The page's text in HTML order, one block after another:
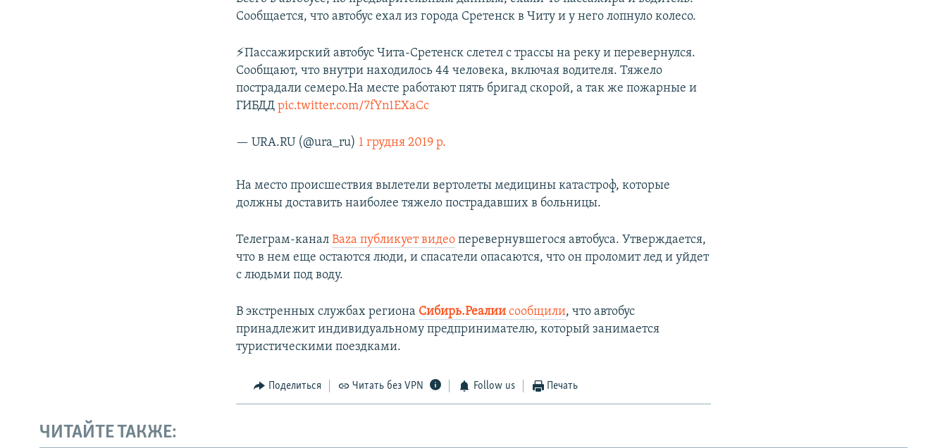
Сообщается, что автобус ехал из города Сретенск в Читу и у него лопнуло колесо.
⚡️Пассажирский автобус Чита-Сретенск слетел с трассы на реку и перевернулся.
Сообщают, что внутри находилось 44 человека, включая водителя. Тяжело
пострадали семеро.На месте работают пять бригад скорой, а так же пожарные и
ГИБДДpic.twitter.com/7fYn1EXaCc
— URA.RU (@ura_ru) 1 грудня 2019 р.
На место происшествия вылетели вертолеты медицины катастроф, которые
должны доставить наиболее тяжело пострадавших в больницы.
Телеграм-каналBaza публикует видео перевернувшегося автобуса. Утверждается,
что в нем еще остаются люди, и спасатели опасаются, что он проломит лед и уйдет
с людьми под воду.
В экстренных службах региона Сибирь.Реалии сообщили, что автобус
принадлежит индивидуальному предпринимателю, который занимается
туристическими поездками.
Поделиться Читать без VPN Follow us Печать
ЧИТАЙТЕ ТАКЖЕ: